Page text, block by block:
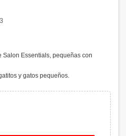
Salon Essentials, pequeñas con
y gatos pequeños.